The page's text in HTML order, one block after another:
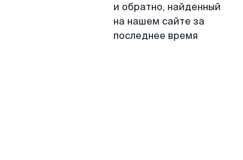
и обратно, найденный
на нашем сайте за
последнее время